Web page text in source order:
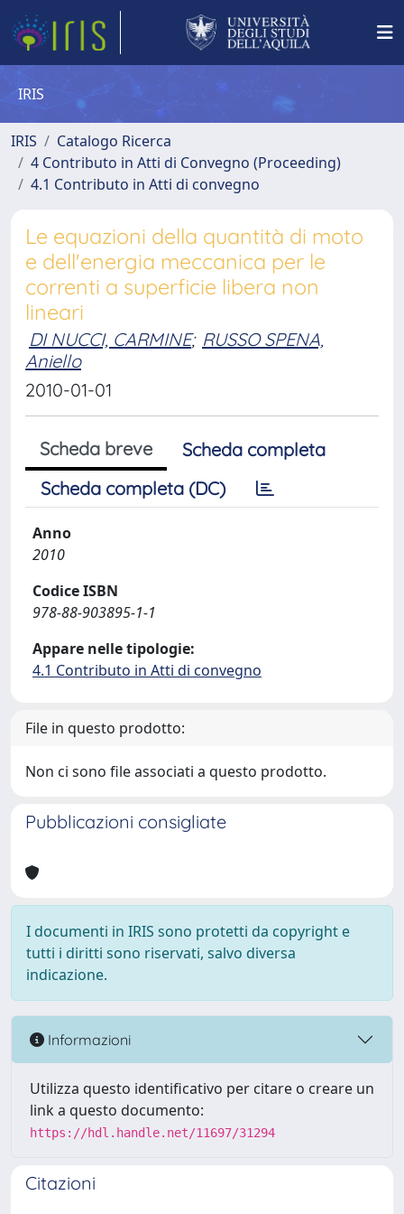
IRIS
IRIS
Catalogo Ricerca
4 Contributo in Atti di Convegno (Proceeding)
4.1 Contributo in Atti di convegno
Le equazioni della quantità di moto
e dell'energia meccanica per le
correnti a superficie libera non
lineari
DI NUCCI, CARMINE; RUSSO SPENA,
Aniello
2010-01-01
Scheda breve
Scheda completa
Scheda completa (DC)
Anno
2010
Codice ISBN
978-88-903895-1-1
Appare nelle tipologie:
4.1 Contributo in Atti di convegno
File in questo prodotto:
Non ci sono file associati a questo prodotto.
Pubblicazioni consigliate
I documenti in IRIS sono protetti da copyright e
tutti i diritti sono riservati, salvo diversa
indicazione.
Informazioni
Utilizza questo identificativo per citare o creare un
link a questo documento:
https://hdl.handle.net/11697/31294
Citazioni